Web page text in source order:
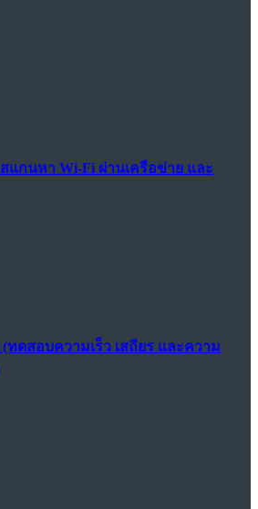
แกนหา Wi-Fi ผ่านเครือข่าย และ
(ทดสอบความเร็ว เสถียร และความ